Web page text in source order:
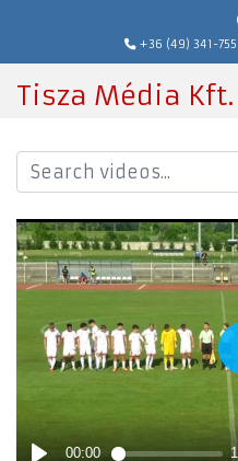
+36 (49) 341-755
Tisza Média Kft.